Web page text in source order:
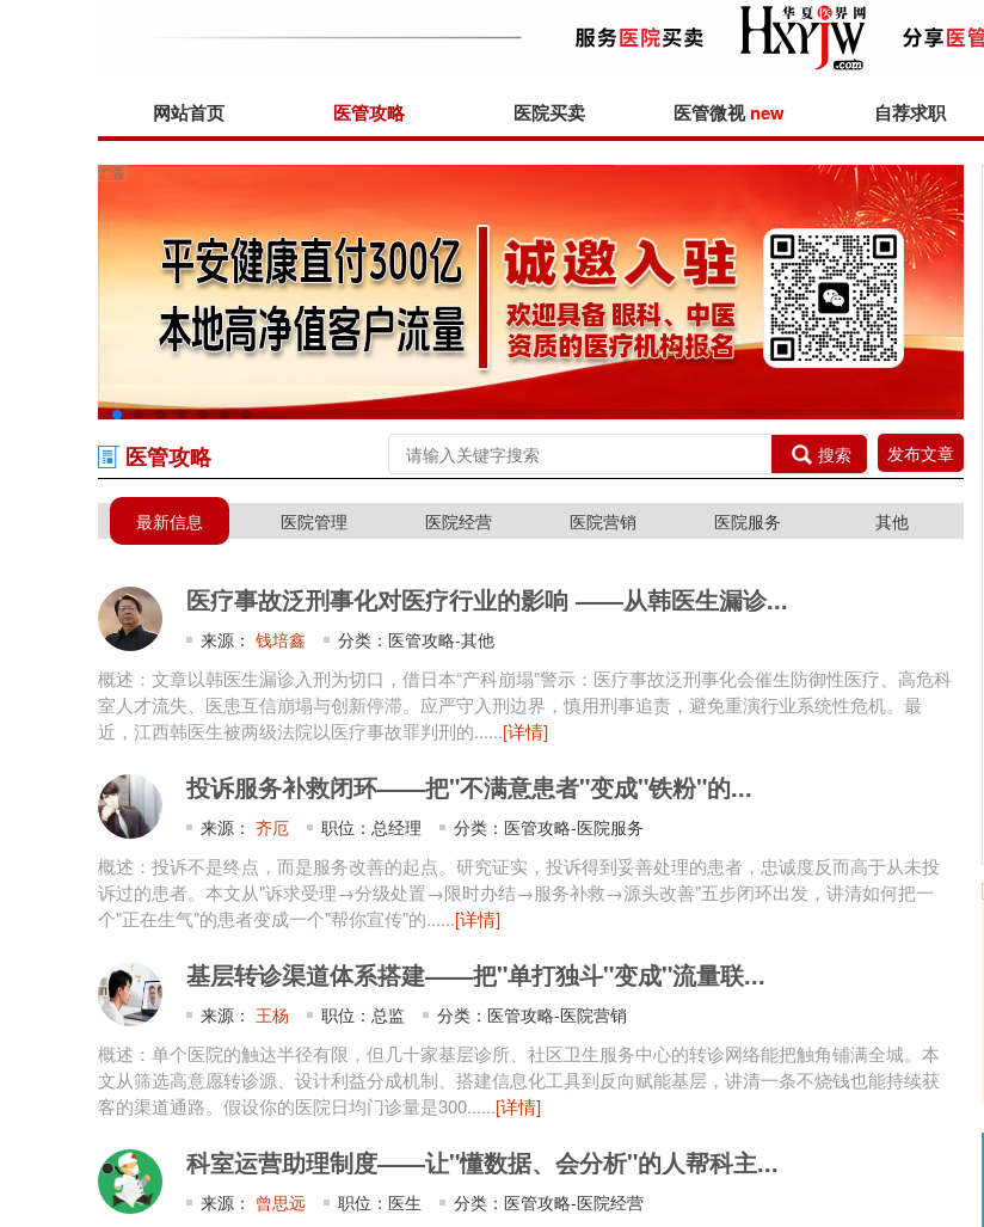
网站首页 医管攻略 医院买卖 医管微视new 自荐求职
医管攻略 发布文章
搜索
最新信息 医院管理 医院经营 医院营销 医院服务 其他
医疗事故泛刑事化对医疗行业的影响 ——从韩医生漏诊...
来源： 钱培鑫 分类：医管攻略-其他
概述：文章以韩医生漏诊入刑为切口，借日本“产科崩塌”警示：医疗事故泛刑事化会催生防御性医疗、高危科
室人才流失、医患互信崩塌与创新停滞。应严守入刑边界，慎用刑事追责，避免重演行业系统性危机。最
近，江西韩医生被两级法院以医疗事故罪判刑的......[详情]
投诉服务补救闭环——把"不满意患者"变成"铁粉"的...
来源： 齐厄 职位：总经理 分类：医管攻略-医院服务
概述：投诉不是终点，而是服务改善的起点。研究证实，投诉得到妥善处理的患者，忠诚度反而高于从未投
诉过的患者。本文从"诉求受理→分级处置→限时办结→服务补救→源头改善"五步闭环出发，讲清如何把一
个"正在生气"的患者变成一个"帮你宣传"的......[详情]
基层转诊渠道体系搭建——把"单打独斗"变成"流量联...
来源： 王杨 职位：总监 分类：医管攻略-医院营销
概述：单个医院的触达半径有限，但几十家基层诊所、社区卫生服务中心的转诊网络能把触角铺满全城。本
文从筛选高意愿转诊源、设计利益分成机制、搭建信息化工具到反向赋能基层，讲清一条不烧钱也能持续获
客的渠道通路。假设你的医院日均门诊量是300......[详情]
科室运营助理制度——让"懂数据、会分析"的人帮科主...
来源： 曾思远 职位：医生 分类：医管攻略-医院经营